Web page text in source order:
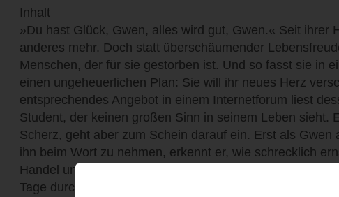
Inhalt
»Du hast Glück, Gwen, alles wird gut, Gwen.« Seit ihrer
anderes mehr. Doch statt überschäumender
Menschen, der für sie gestorben ist. Und so fasst sie in
einen ungeheuerlichen Plan: Sie will ihr neues Herz
entsprechendes Angebot in einem Internetforum liest
Student, der keinen großen Sinn in seinem Leben sieht.
Scherz, geht aber zum Schein darauf ein. Erst als Gwen
ihn beim Wort zu nehmen, erkennt er, wie schrecklich
Handel und einer furchtbaren Lüge kann er ihr das
Tage durchzuhalten. Tage, in denen Noah alles daran